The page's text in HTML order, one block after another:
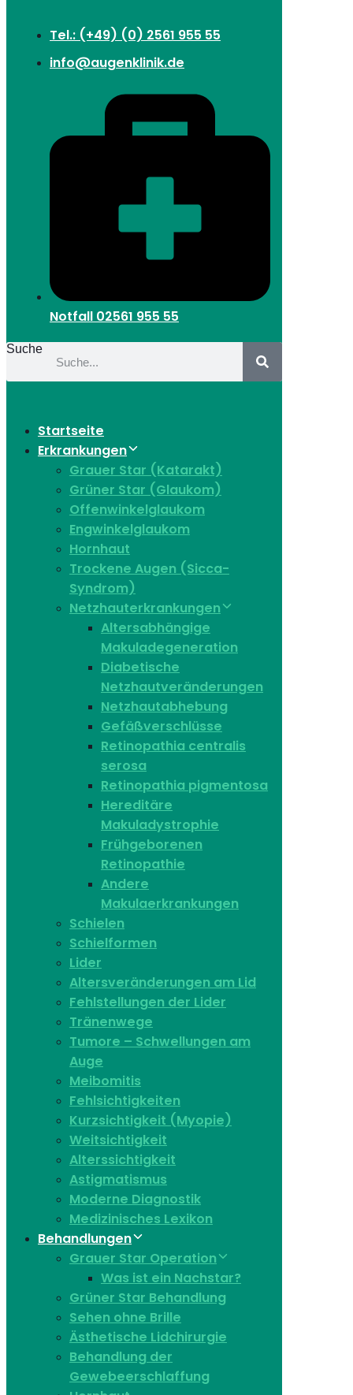
Tel.: (+49) (0) 2561 955 55
info@augenklinik.de
Notfall 02561 955 55
Suche
Startseite
Erkrankungen
Grauer Star (Katarakt)
Grüner Star (Glaukom)
Offenwinkelglaukom
Engwinkelglaukom
Hornhaut
Trockene Augen (Sicca-
Syndrom)
Netzhauterkrankungen
Altersabhängige
Makuladegeneration
Diabetische
Netzhautveränderungen
Netzhautabhebung
Gefäßverschlüsse
Retinopathia centralis
serosa
Retinopathia pigmentosa
Hereditäre
Makuladystrophie
Frühgeborenen
Retinopathie
Andere
Makulaerkrankungen
Schielen
Schielformen
Lider
Altersveränderungen am Lid
Fehlstellungen der Lider
Tränenwege
Tumore – Schwellungen am
Auge
Meibomitis
Fehlsichtigkeiten
Kurzsichtigkeit (Myopie)
Weitsichtigkeit
Alterssichtigkeit
Astigmatismus
Moderne Diagnostik
Medizinisches Lexikon
Behandlungen
Grauer Star Operation
Was ist ein Nachstar?
Grüner Star Behandlung
Sehen ohne Brille
Ästhetische Lidchirurgie
Behandlung der
Gewebeerschlaffung